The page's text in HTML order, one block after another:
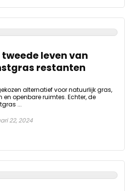
tweede leven van
restanten
alternatief voor natuurlijk gras,
openbare ruimtes. Echter, de
...
22, 2024